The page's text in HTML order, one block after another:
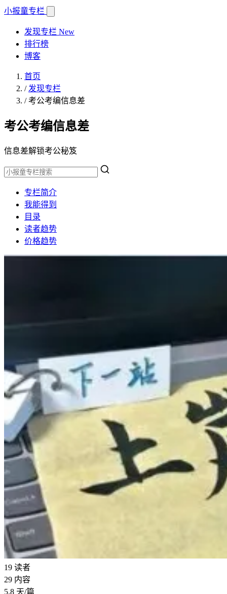
小报童专栏
发现专栏 New
排行榜
博客
首页
/ 发现专栏
/考公考编信息差
考公考编信息差
信息差解锁考公秘笈
专栏简介
我能得到
目录
读者趋势
价格趋势
19 读者
29 内容
5.8 天/篇